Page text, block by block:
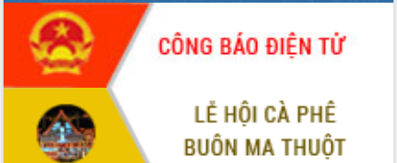
mạng Việt Nam
Đắk Lắk sơ kết 4 năm triển khai thực
hiện Đề án 06 của Chính phủ
Họp báo thông tin về Hội nghị Công bố
Quy hoạch và Xúc tiến đầu tư tỉnh Đắk
Khơi thông điểm nghẽn, đẩy nhanh
giải ngân vốn khắc phục thiên tai